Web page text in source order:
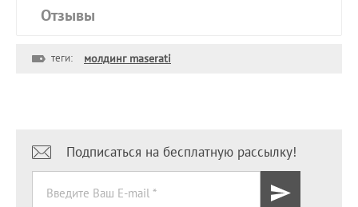
Отзывы
теги: молдинг maserati
Подписаться на бесплатную рассылку!